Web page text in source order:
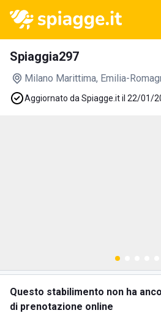
Spiaggia297
Milano Marittima, Emilia-
Aggiornato da Spiagge.it il 22/01/
Questo stabilimento non ha
di prenotazione online